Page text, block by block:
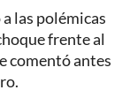
las polémicas
frente al
comentó antes